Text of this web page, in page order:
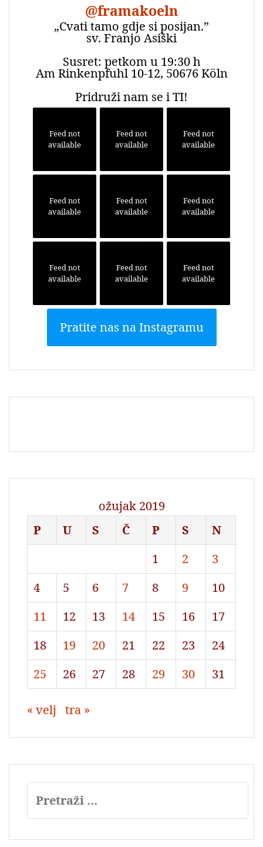
@framakoeln
„Cvati tamo gdje si posijan.”
sv. Franjo Asiški
Susret: petkom u 19:30 h
Am Rinkenpfuhl 10-12, 50676 Köln
Pridruži nam se i TI!
Feed not
available
Feed not
available
Feed not
available
Feed not
available
Feed not
available
Feed not
available
Feed not
available
Feed not
available
Feed not
available
Pratite nas na Instagramu
ožujak 2019
P
U S Č P S
N
1
2
3
4
5 6 7 8 9
10
11
12 13 14 15 16
17
18
19 20 21 22 23
24
25
26 27 28 29 30 31
« velj tra »